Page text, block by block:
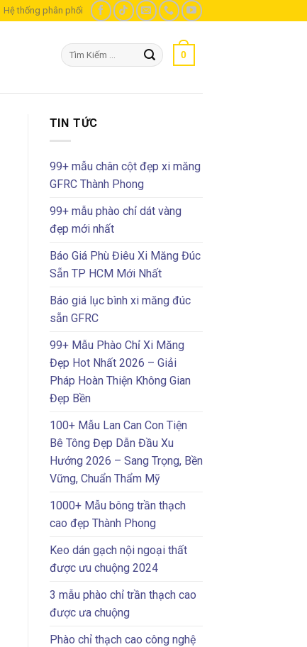
Hệ thống phân phối
Tìm
kiếm:
0
TIN TỨC
99+ mẫu chân cột đẹp xi măng
GFRC Thành Phong
99+ mẫu phào chỉ dát vàng
đẹp mới nhất
Báo Giá Phù Điêu Xi Măng Đúc
Sẵn TP HCM Mới Nhất
Báo giá lục bình xi măng đúc
sẵn GFRC
99+ Mẫu Phào Chỉ Xi Măng
Đẹp Hot Nhất 2026 – Giải
Pháp Hoàn Thiện Không Gian
Đẹp Bền
100+ Mẫu Lan Can Con Tiện
Bê Tông Đẹp Dẫn Đầu Xu
Hướng 2026 – Sang Trọng, Bền
Vững, Chuẩn Thẩm Mỹ
1000+ Mẫu bông trần thạch
cao đẹp Thành Phong
Keo dán gạch nội ngoại thất
được ưu chuộng 2024
3 mẫu phào chỉ trần thạch cao
được ưa chuộng
Phào chỉ thạch cao công nghệ